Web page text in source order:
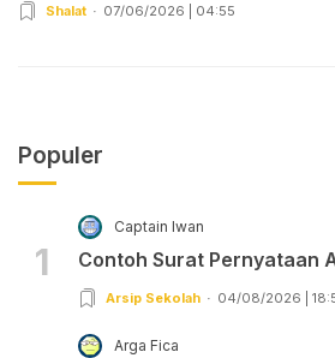
Shalat 07/06/2026 | 04:55
Populer
1
Captain Iwan
Contoh Surat Pernyataan
Arsip Sekolah 04/08/2026 |
Arga Fica